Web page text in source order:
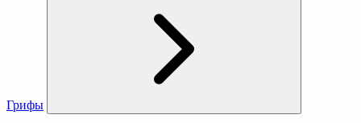
Грифы